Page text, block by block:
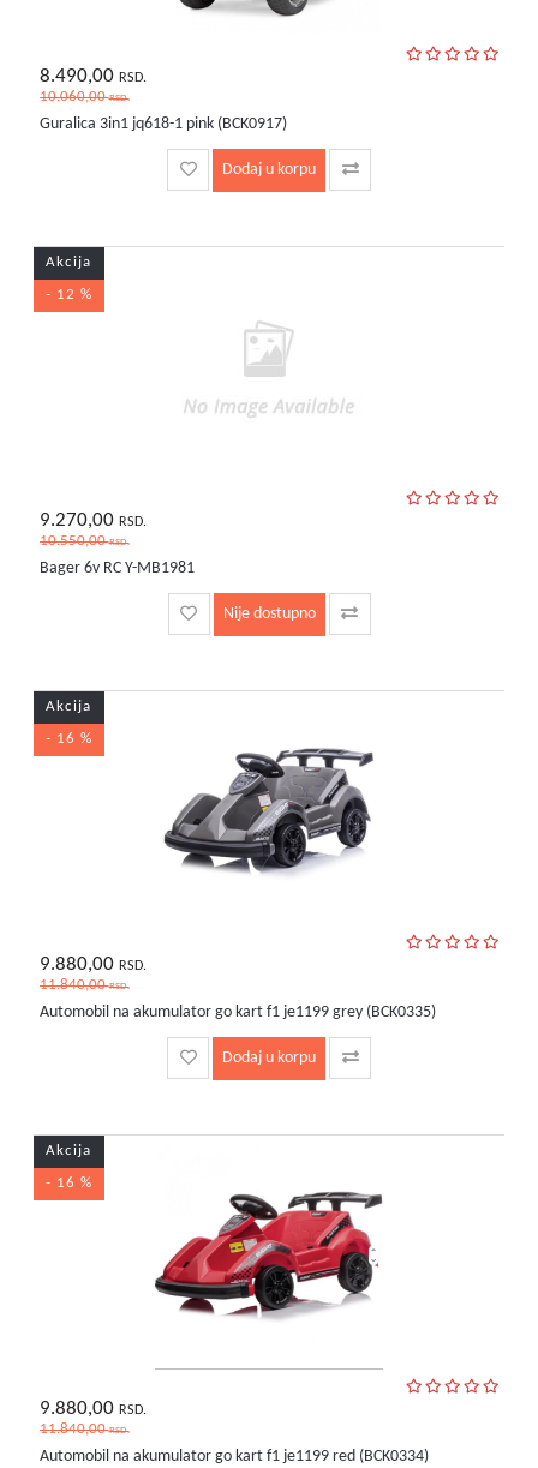
8.490,00 RSD.
10.060,00RSD.
Guralica 3in1 jq618-1 pink (BCK0917)
Dodaj u korpu
Akcija
- 12 %
9.270,00 RSD.
10.550,00RSD.
Bager 6v RC Y-MB1981
Nije dostupno
Akcija
- 16 %
9.880,00 RSD.
11.840,00RSD.
Automobil na akumulator go kart f1 je1199 grey (BCK0335)
Dodaj u korpu
Akcija
- 16 %
9.880,00 RSD.
11.840,00RSD.
Automobil na akumulator go kart f1 je1199 red (BCK0334)